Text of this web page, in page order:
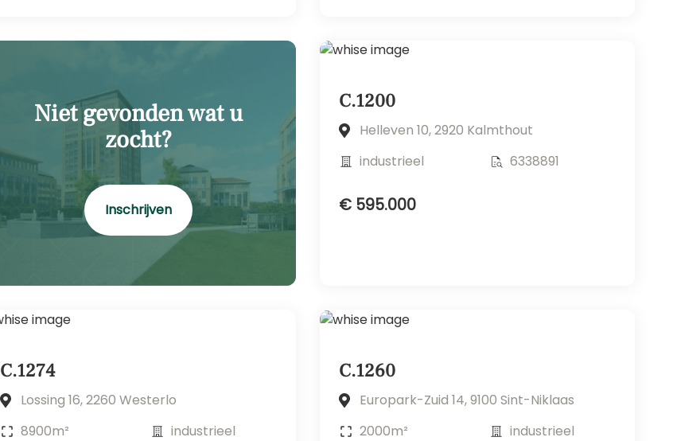
Niet gevonden wat u
zocht?
Inschrijven
C.1200
Helleven 10, 2920 Kalmthout
industrieel
6338891
€ 595.000
C.1274
Lossing 16, 2260 Westerlo
8900m²
industrieel
C.1260
Europark-Zuid 14, 9100 Sint-Niklaas
2000m²
industrieel